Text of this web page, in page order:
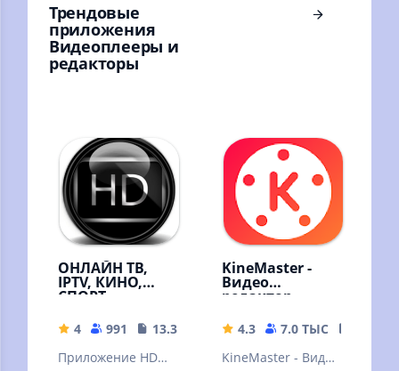
Трендовые
приложения
Видеоплееры и
редакторы
ОНЛАЙН ТВ,
IPTV, КИНО,
СПОРТ,
ЭРОТИКА,
ФИЛЬМЫ.
4 991
13.32 MB
Приложение HD
KineMaster -
Видео
редактор
4.3 7.0 ТЫС
KineMaster - Видео